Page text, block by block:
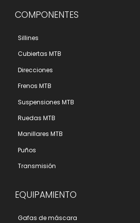
COMPONENTES
Sillines
Cubiertas MTB
Direcciones
Frenos MTB
Suspensiones MTB
Ruedas MTB
Manillares MTB
Puños
Transmisión
EQUIPAMIENTO
Gafas de máscara